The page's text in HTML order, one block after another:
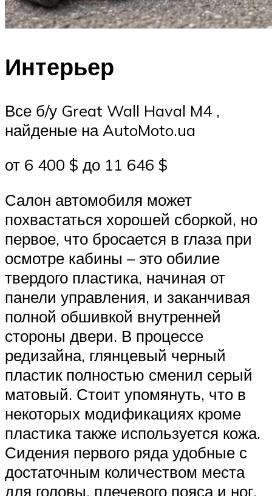
Интерьер
Все б/у Great Wall Haval M4 ,
найденые на AutoMoto.ua
от 6 400 $ до 11 646 $
Салон автомобиля может
похвастаться хорошей сборкой, но
первое, что бросается в глаза при
осмотре кабины – это обилие
твердого пластика, начиная от
панели управления, и заканчивая
полной обшивкой внутренней
стороны двери. В процессе
редизайна, глянцевый черный
пластик полностью сменил серый
матовый. Стоит упомянуть, что в
некоторых модификациях кроме
пластика также используется кожа.
Сидения первого ряда удобные с
достаточным количеством места
для головы, плечевого пояса и ног,